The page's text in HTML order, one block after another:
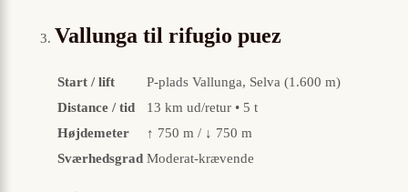
Vallunga til rifugio puez
Start / lift
P-plads Vallunga, Selva (1.600 m)
Distance / tid
13 km ud/retur • 5 t
Højdemeter
↑ 750 m / ↓ 750 m
Sværhedsgrad Moderat-krævende